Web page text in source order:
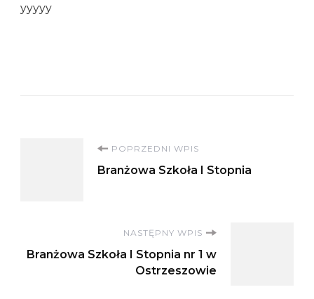
yyyyy
Nawigacja
POPRZEDNI WPIS
Branżowa Szkoła I Stopnia
NASTĘPNY WPIS
Branżowa Szkoła I Stopnia nr 1 w
Ostrzeszowie